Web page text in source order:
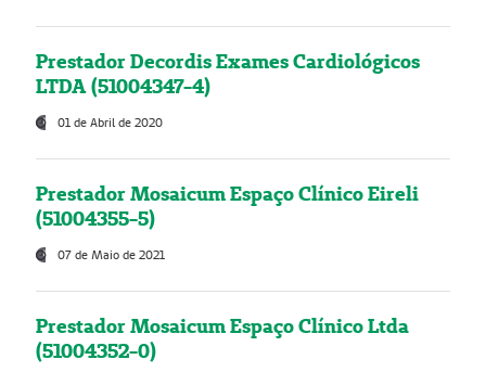
Prestador Decordis Exames Cardiológicos
LTDA (51004347-4)
01 de Abril de 2020
Prestador Mosaicum Espaço Clínico Eireli
(51004355-5)
07 de Maio de 2021
Prestador Mosaicum Espaço Clínico Ltda
(51004352-0)